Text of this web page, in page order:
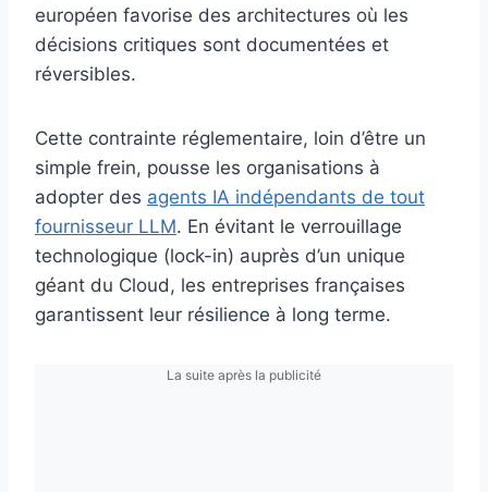
européen favorise des architectures où les
décisions critiques sont documentées et
réversibles.
Cette contrainte réglementaire, loin d’être un
simple frein, pousse les organisations à
adopter des agents IA indépendants de tout
fournisseur LLM. En évitant le verrouillage
technologique (lock-in) auprès d’un unique
géant du Cloud, les entreprises françaises
garantissent leur résilience à long terme.
La suite après la publicité